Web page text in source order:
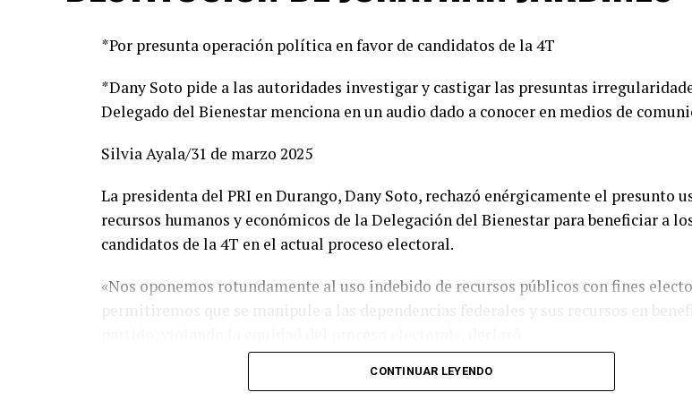
*Por presunta operación política en favor de candidatos de la 4T
*Dany Soto pide a las autoridades investigar y castigar las presuntas
Delegado del Bienestar menciona en un audio dado a conocer en medios de
Silvia Ayala/31 de marzo 2025
La presidenta del PRI en Durango, Dany Soto, rechazó enérgicamente el presunto
recursos humanos y económicos de la Delegación del Bienestar para beneficiar a
candidatos de la 4T en el actual proceso electoral.
«Nos oponemos rotundamente al uso indebido de recursos públicos con fines
permitiremos que se manipule a las dependencias federales y sus recursos en
En su posicionamiento, la presidenta del PRI resaltó que el pueblo de Durango es
CONTINUAR LEYENDO